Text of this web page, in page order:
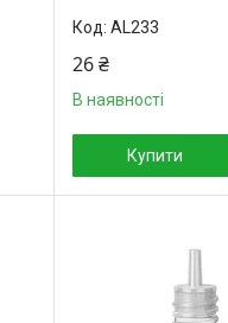
AL233
26 ₴
В наявності
Купити